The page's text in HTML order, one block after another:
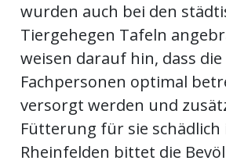
wurden auch bei den
Tiergehegen Tafeln
weisen darauf hin, dass
Fachpersonen optimal
versorgt werden und
Fütterung für sie schädlich
Rheinfelden bittet die